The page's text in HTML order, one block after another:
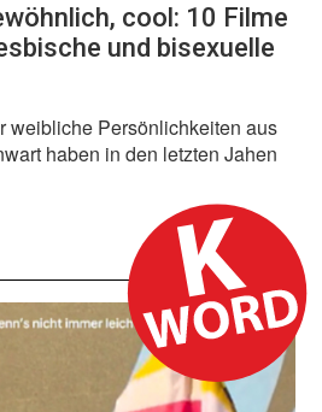
cool: 10 Filme
und bisexuelle
weibliche Persönlichkeiten aus
haben in den letzten Jahen